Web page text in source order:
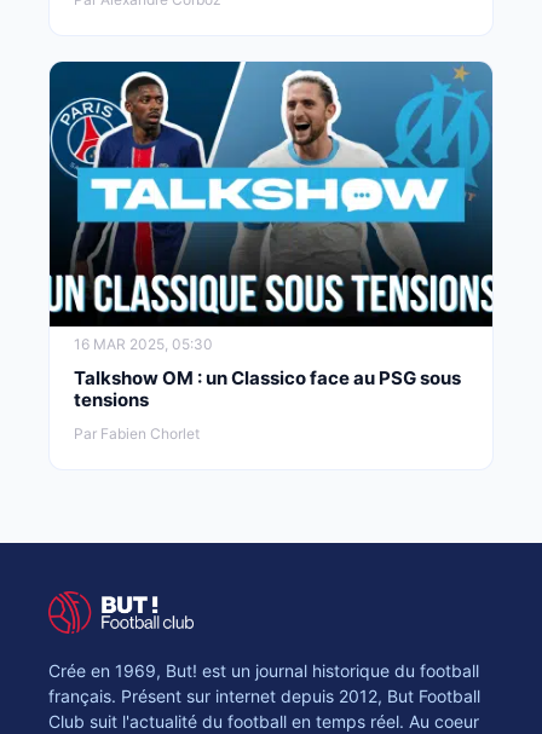
16 MAR 2025, 05:30
Talkshow OM : un Classico face au PSG sous
tensions
Par Fabien Chorlet
Crée en 1969, But! est un journal historique du football
français. Présent sur internet depuis 2012, But Football
Club suit l'actualité du football en temps réel. Au coeur